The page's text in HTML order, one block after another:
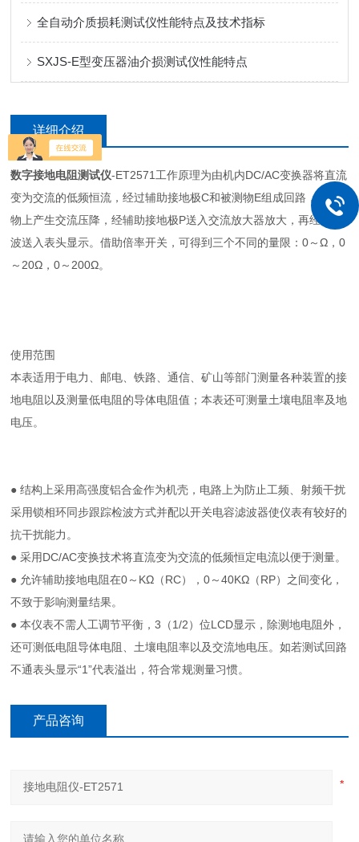
全自动介质损耗测试仪性能特点及技术指标
SXJS-E型变压器油介损测试仪性能特点
详细介绍
数字接地电阻测试仪-ET2571工作原理为由机内DC/AC变换器将直流
变为交流的低频恒流，经过辅助接地极C和被测物E组成回路，被测
物上产生交流压降，经辅助接地极P送入交流放大器放大，再经过检
波送入表头显示。借助倍率开关，可得到三个不同的量限：0～Ω，0
～20Ω，0～200Ω。
使用范围
本表适用于电力、邮电、铁路、通信、矿山等部门测量各种装置的接
地电阻以及测量低电阻的导体电阻值；本表还可测量土壤电阻率及地
电压。
● 结构上采用高强度铝合金作为机壳，电路上为防止工频、射频干扰
采用锁相环同步跟踪检波方式并配以开关电容滤波器使仪表有较好的
抗干扰能力。
● 采用DC/AC变换技术将直流变为交流的低频恒定电流以便于测量。
● 允许辅助接地电阻在0～KΩ（RC），0～40KΩ（RP）之间变化，
不致于影响测量结果。
● 本仪表不需人工调节平衡，3（1/2）位LCD显示，除测地电阻外，
还可测低电阻导体电阻、土壤电阻率以及交流地电压。如若测试回路
不通表头显示“1”代表溢出，符合常规测量习惯。
产品咨询